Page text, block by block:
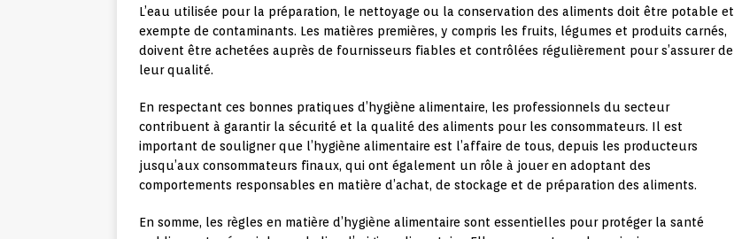
L’eau utilisée pour la préparation, le nettoyage ou la conservation des aliments doit être potable et
exempte de contaminants. Les matières premières, y compris les fruits, légumes et produits carnés,
doivent être achetées auprès de fournisseurs fiables et contrôlées régulièrement pour s’assurer de
leur qualité.
En respectant ces bonnes pratiques d’hygiène alimentaire, les professionnels du secteur
contribuent à garantir la sécurité et la qualité des aliments pour les consommateurs. Il est
important de souligner que l’hygiène alimentaire est l’affaire de tous, depuis les producteurs
jusqu’aux consommateurs finaux, qui ont également un rôle à jouer en adoptant des
comportements responsables en matière d’achat, de stockage et de préparation des aliments.
En somme, les règles en matière d’hygiène alimentaire sont essentielles pour protéger la santé